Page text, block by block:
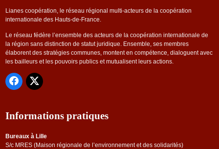
Lianes coopération, le réseau régional multi-acteurs de la coopération
internationale des Hauts-de-France.
Le réseau fédère l’ensemble des acteurs de la coopération internationale de
la région sans distinction de statut juridique. Ensemble, ses membres
élaborent des stratégies communes, montent en compétence, dialoguent avec
les bailleurs et les pouvoirs publics et mutualisent leurs actions.
Informations pratiques
Bureaux à Lille
S/c MRES (Maison régionale de l’environnement et des solidarités)